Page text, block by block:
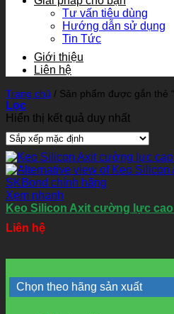
Tư vấn tiêu dùng
Hướng dẫn sử dụng
Tin Tức
Giới thiệu
Liên hệ
Trang chủ / Sản phẩm được gắn thẻ
Lọc
Hiển thị kết quả duy nhất
Xem nhanh
Keo Silicon Axit cường lực
Liên hệ
Chọn theo hãng sản xuất